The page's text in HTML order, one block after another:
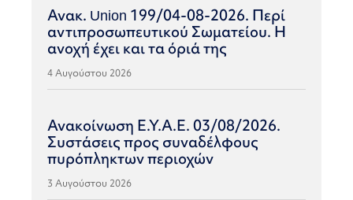
Ανακ. Union 199/04-08-2026. Περί
αντιπροσωπευτικού Σωματείου. Η
ανοχή έχει και τα όριά της
4 Αυγούστου 2026
Ανακοίνωση Ε.Υ.Α.Ε. 03/08/2026.
Συστάσεις προς συναδέλφους
πυρόπληκτων περιοχών
3 Αυγούστου 2026